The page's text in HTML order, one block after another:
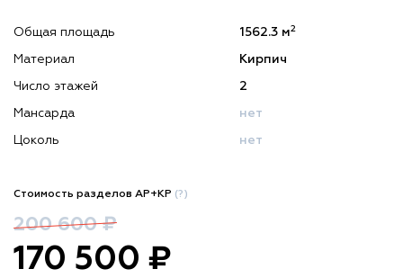
Общая площадь 1562.3 м2
Материал Кирпич
Число этажей 2
Мансарда нет
Цоколь нет
Стоимость разделов АР+КР (?)
200 600 ₽
170 500 ₽